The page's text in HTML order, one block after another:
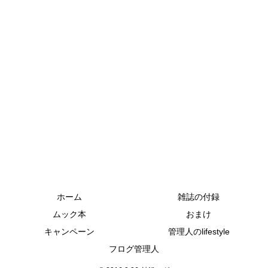
ホーム
雑誌の付録
ムック本
おまけ
キャンペーン
管理人のlifestyle
フログ管理人